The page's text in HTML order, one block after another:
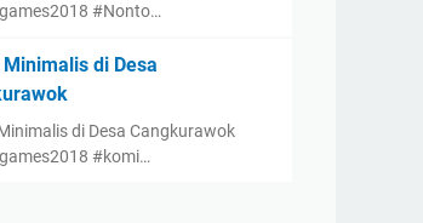
#Nonto…
Minimalis di Desa
di Desa Cangkurawok
#komi…